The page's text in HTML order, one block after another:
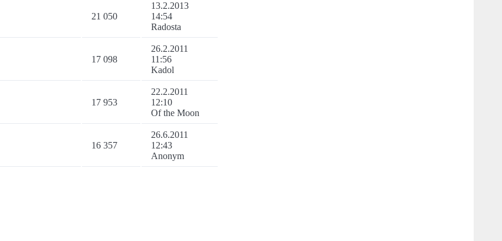
21 050
13.2.2013
14:54
Radosta
17 098
26.2.2011
11:56
Kadol
17 953
22.2.2011
12:10
Of the Moon
16 357
26.6.2011
12:43
Anonym